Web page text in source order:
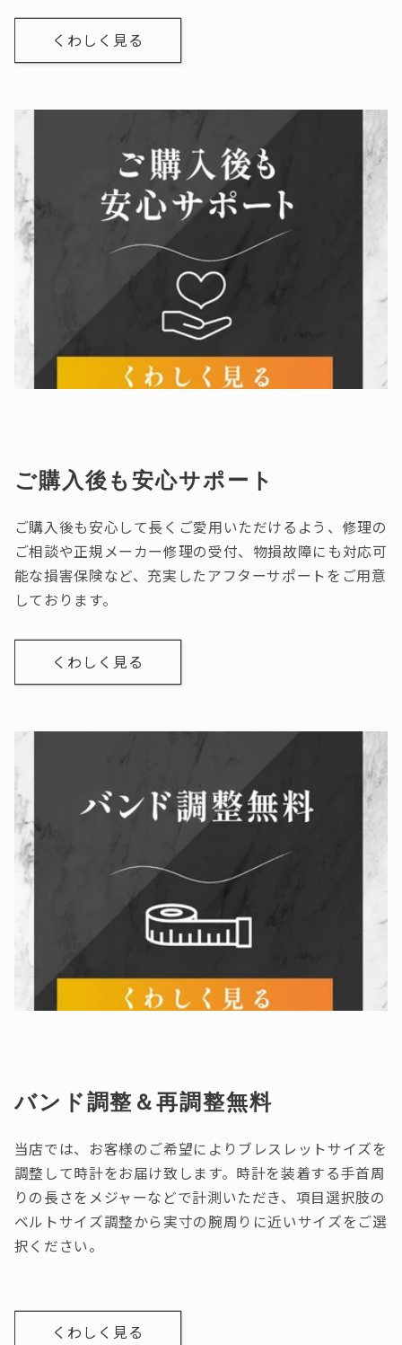
くわしく見る
ご購入後も安心サポート
ご購入後も安心して長くご愛用いただけるよう、修理の
ご相談や正規メーカー修理の受付、物損故障にも対応可
能な損害保険など、充実したアフターサポートをご用意
しております。
くわしく見る
バンド調整＆再調整無料
当店では、お客様のご希望によりブレスレットサイズを
調整して時計をお届け致します。時計を装着する手首周
りの長さをメジャーなどで計測いただき、項目選択肢の
ベルトサイズ調整から実寸の腕周りに近いサイズをご選
択ください。
くわしく見る